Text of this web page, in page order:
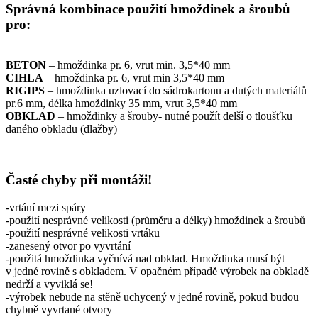
Správná kombinace použití hmoždinek a šroubů
pro:
BETON – hmoždinka pr. 6, vrut min. 3,5*40 mm
CIHLA – hmoždinka pr. 6, vrut min 3,5*40 mm
RIGIPS – hmoždinka uzlovací do sádrokartonu a dutých materiálů
pr.6 mm, délka hmoždinky 35 mm, vrut 3,5*40 mm
OBKLAD – hmoždinky a šrouby- nutné použít delší o tloušťku
daného obkladu (dlažby)
Časté chyby při montáži!
-vrtání mezi spáry
-použití nesprávné velikosti (průměru a délky) hmoždinek a šroubů
-použití nesprávné velikosti vrtáku
-zanesený otvor po vyvrtání
-použitá hmoždinka vyčnívá nad obklad. Hmoždinka musí být
v jedné rovině s obkladem. V opačném případě výrobek na obkladě
nedrží a vyviklá se!
-výrobek nebude na stěně uchycený v jedné rovině, pokud budou
chybně vyvrtané otvory